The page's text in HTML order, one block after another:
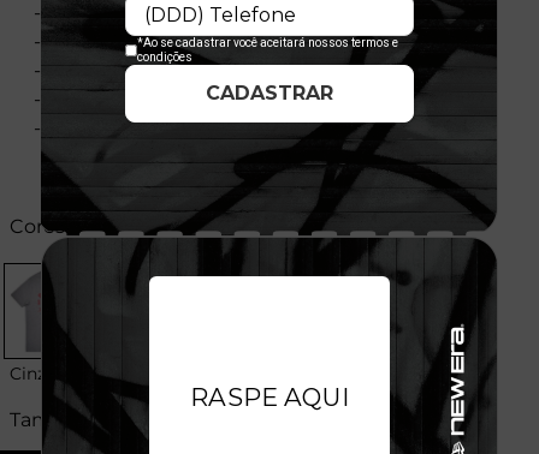
- Manga curta
- Corte Regular
- Gola redonda
- Flag bordada na manga
- Composição: 100% Algodão
Cores:
Cinza
Tamanhos: